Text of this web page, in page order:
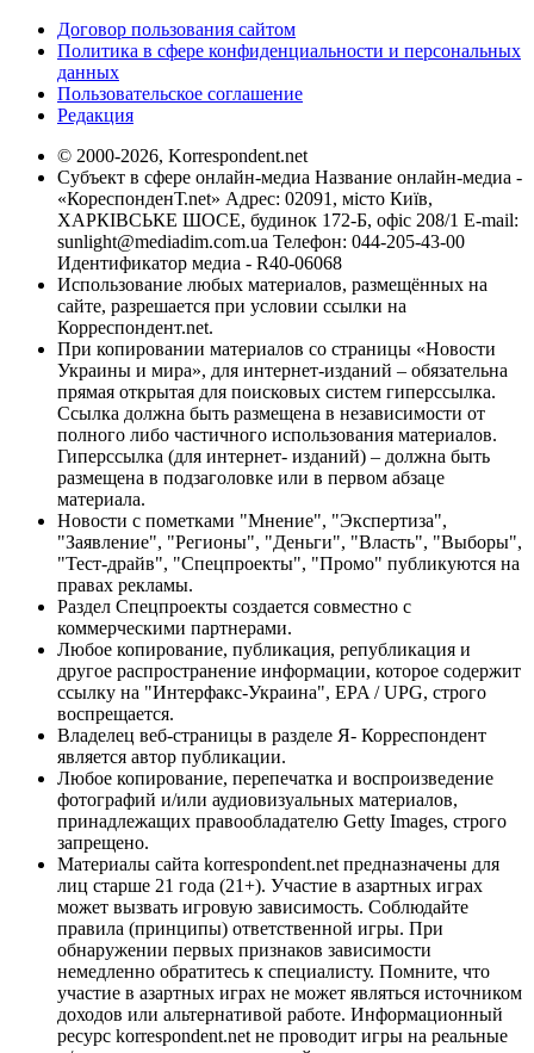
Договор пользования сайтом
Политика в сфере конфиденциальности и персональных
данных
Пользовательское соглашение
Редакция
© 2000-2026, Korrespondent.net
Субъект в сфере онлайн-медиа Название онлайн-медиа -
«КореспонденТ.net» Адрес: 02091, місто Київ,
ХАРКІВСЬКЕ ШОСЕ, будинок 172-Б, офіс 208/1 E-mail:
sunlight@mediadim.com.ua Телефон: 044-205-43-00
Идентификатор медиа - R40-06068
Использование любых материалов, размещённых на
сайте, разрешается при условии ссылки на
Корреспондент.net.
При копировании материалов со страницы «Новости
Украины и мира», для интернет-изданий – обязательна
прямая открытая для поисковых систем гиперссылка.
Ссылка должна быть размещена в независимости от
полного либо частичного использования материалов.
Гиперссылка (для интернет- изданий) – должна быть
размещена в подзаголовке или в первом абзаце
материала.
Новости с пометками "Мнение", "Экспертиза",
"Заявление", "Регионы", "Деньги", "Власть", "Выборы",
"Тест-драйв", "Спецпроекты", "Промо" публикуются на
правах рекламы.
Раздел Спецпроекты создается совместно с
коммерческими партнерами.
Любое копирование, публикация, републикация и
другое распространение информации, которое содержит
ссылку на "Интерфакс-Украина", EPA / UPG, строго
воспрещается.
Владелец веб-страницы в разделе Я- Корреспондент
является автор публикации.
Любое копирование, перепечатка и воспроизведение
фотографий и/или аудиовизуальных материалов,
принадлежащих правообладателю Getty Images, строго
запрещено.
Материалы сайта korrespondent.net предназначены для
лиц старше 21 года (21+). Участие в азартных играх
может вызвать игровую зависимость. Соблюдайте
правила (принципы) ответственной игры. При
обнаружении первых признаков зависимости
немедленно обратитесь к специалисту. Помните, что
участие в азартных играх не может являться источником
доходов или альтернативой работе. Информационный
ресурс korrespondent.net не проводит игры на реальные